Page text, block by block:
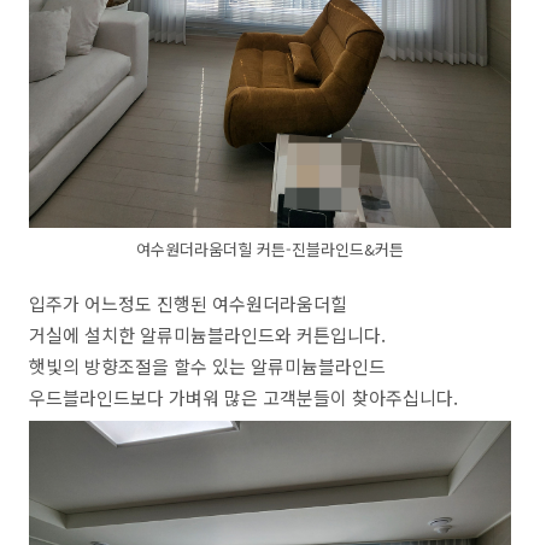
여수원더라움더힐 커튼-진블라인드&커튼
입주가 어느정도 진행된 여수원더라움더힐
거실에 설치한 알류미늄블라인드와 커튼입니다.
햇빛의 방향조절을 할수 있는 알류미늄블라인드
우드블라인드보다 가벼워 많은 고객분들이 찾아주십니다.